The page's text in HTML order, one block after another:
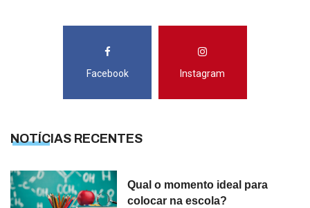
Facebook Instagram
NOTÍCIAS RECENTES
Qual o momento ideal para
colocar na escola?